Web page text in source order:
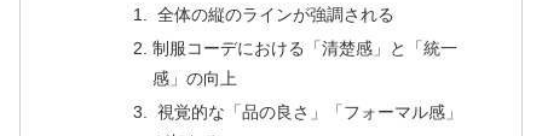
全体の縦のラインが強調される
制服コーデにおける「清楚感」と「統一
感」の向上
視覚的な「品の良さ」「フォーマル感」